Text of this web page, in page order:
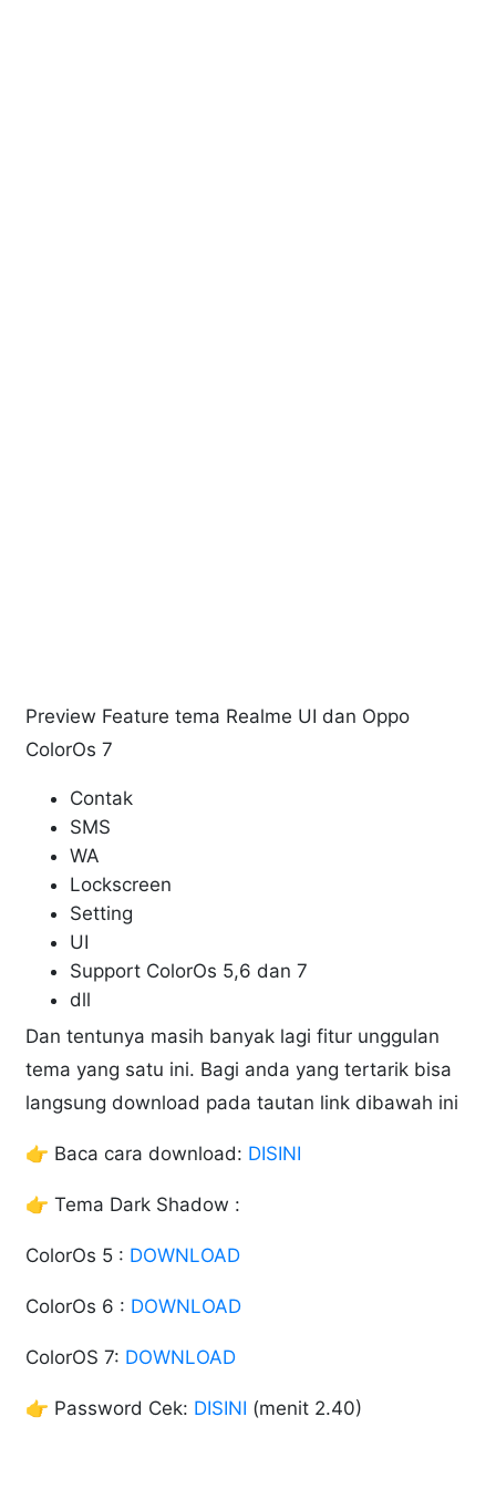
Preview Feature tema Realme UI dan Oppo
ColorOs 7
Contak
SMS
WA
Lockscreen
Setting
UI
Support ColorOs 5,6 dan 7
dll
Dan tentunya masih banyak lagi fitur unggulan
tema yang satu ini. Bagi anda yang tertarik bisa
langsung download pada tautan link dibawah ini
👉 Baca cara download: DISINI
👉 Tema Dark Shadow :
ColorOs 5 : DOWNLOAD
ColorOs 6 : DOWNLOAD
ColorOS 7: DOWNLOAD
👉 Password Cek: DISINI (menit 2.40)